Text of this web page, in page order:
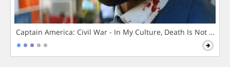
Captain America: Civil War - In My Culture, Death Is Not The